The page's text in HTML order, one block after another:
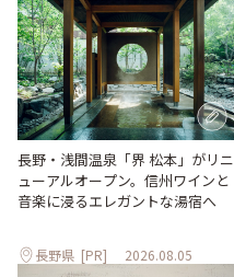
長野・浅間温泉「界 松本」がリニ
ューアルオープン。信州ワインと
音楽に浸るエレガントな湯宿へ
長野県 [PR] 2026.08.05